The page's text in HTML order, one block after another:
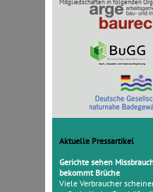
Mitgliedschaften in folgenden
Aktuelle Pressartikel
Gerichte sehen
bekommt Brüche
Viele Verbraucher